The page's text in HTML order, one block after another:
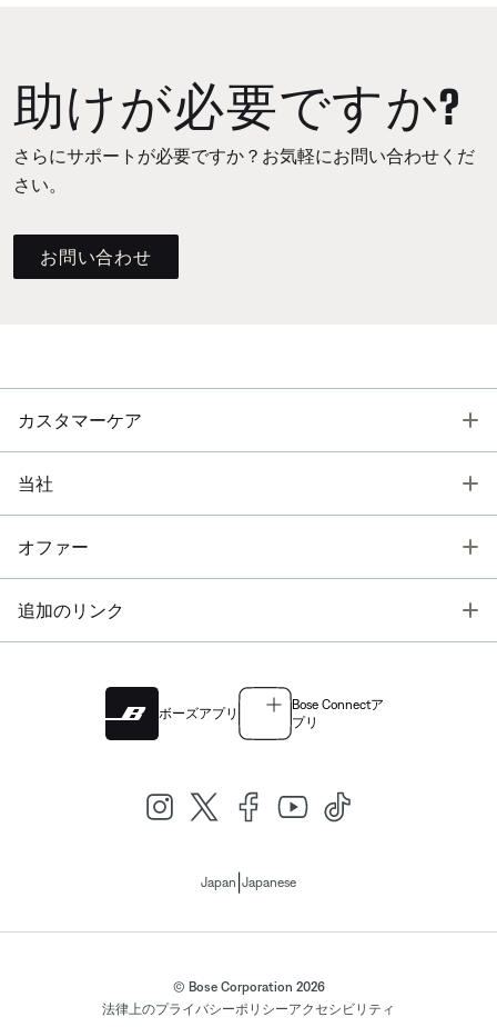
助けが必要ですか?
さらにサポートが必要ですか？お気軽にお問い合わせくだ
さい。
お問い合わせ
カスタマーケア
当社
オファー
追加のリンク
ボーズアプリ
Bose Connectア
プリ
Japan Japanese
© Bose Corporation 2026
法律上のプライバシーポリシーアクセシビリティ